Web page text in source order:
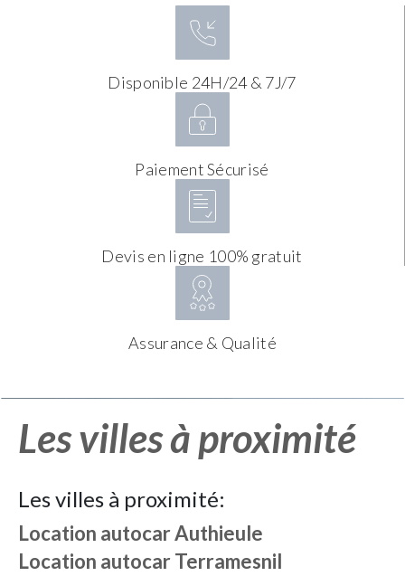
Disponible 24H/24 & 7J/7
Paiement Sécurisé
Devis en ligne 100% gratuit
Assurance & Qualité
Les villes à proximité
Les villes à proximité:
Location autocarAuthieule
Location autocarTerramesnil